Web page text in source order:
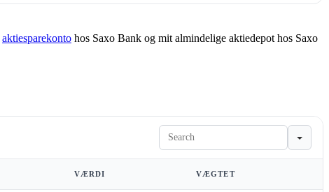
aktiesparekonto hos Saxo Bank og mit almindelige aktiedepot hos Saxo
Search
VÆRDI VÆGTET